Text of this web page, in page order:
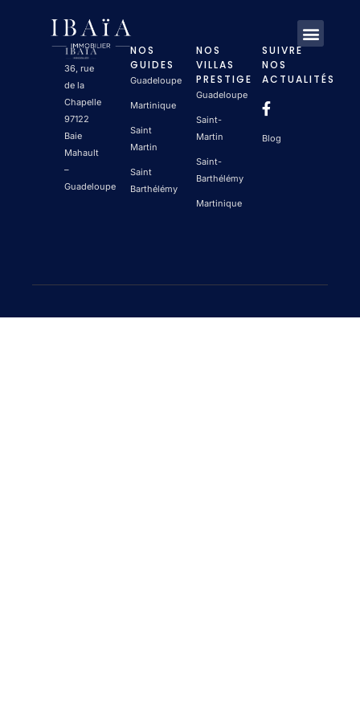
36, rue
de la
Chapelle
97122
Baie
Mahault
–
Guadeloupe
NOS
GUIDES
Guadeloupe
Martinique
Saint
Martin
Saint
Barthélémy
NOS
VILLAS
PRESTIGE
Guadeloupe
Saint-
Martin
Saint-
Barthélémy
Martinique
SUIVRE
NOS
ACTUALITÉS
Blog